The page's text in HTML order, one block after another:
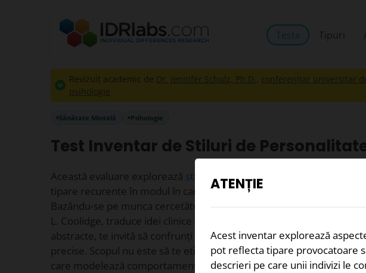
Teste Tipuri
Revizuit academic de Dr. Jennifer Schulz, Ph.D., conferențiar universitar
psihologie
Sănătate Mintală Psihologie
Test Inventar de Stiluri de
Această evaluare explorează stiluri de personalitate
tipare recurente în modul în care gândești, simți și te raportezi la alții.
Bazându-se pe munca cercetătorilor precum Theodore Millon și
L. Coolidge, traduce idei clinice în feedback direct. În loc să pună
abstracte, te invită să confrunți descrieri care pot părea inconfortabil
precise. Scopul nu este să te eticheteze, ci să dezvăluie stilurile
care modelează comportamentul tău, mai ales sub stres.
ATENȚIE
Acest inventar explorează
pot reflecta tipare provocatoare
descrieri pe care unii indivizi le